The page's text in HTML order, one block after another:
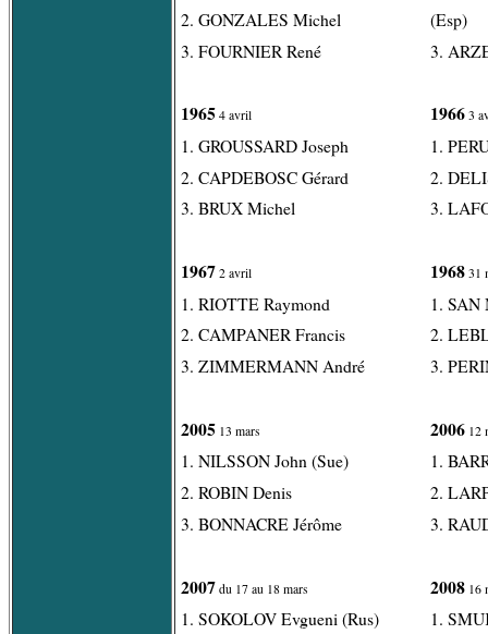
2. GONZALES Michel
3. FOURNIER René
1965 4 avril
1. GROUSSARD Joseph
2. CAPDEBOSC Gérard
3. BRUX Michel
1967 2 avril
1. RIOTTE Raymond
2. CAMPANER Francis
3. ZIMMERMANN André
2005 13 mars
1. NILSSON John (Sue)
2. ROBIN Denis
3. BONNACRE Jérôme
2007 du 17 au 18 mars
1. SOKOLOV Evgueni (Rus)
(Esp)
3.
1966 3
1.
2.
3.
1968 31
1. SAN
2.
3.
2006 12
1.
2.
3.
2008 16
1.